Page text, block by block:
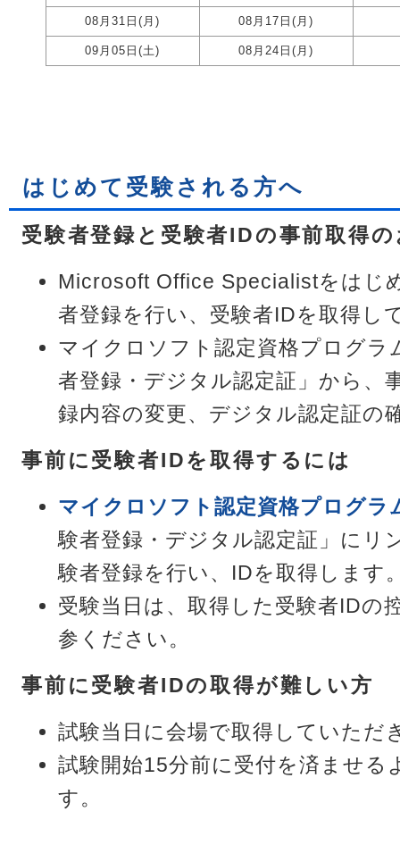
08月31日(月) 08月17日(月)
09月05日(土) 08月24日(月)
はじめて受験される方へ
受験者登録と受験者IDの事前取得
Microsoft Office Specialistをはじ
者登録を行い、受験者IDを取得し
マイクロソフト認定資格プログラ
者登録・デジタル認定証」から、
録内容の変更、デジタル認定証の
事前に受験者IDを取得するには
マイクロソフト認定資格プログラ
験者登録・デジタル認定証」にリ
験者登録を行い、IDを取得します
受験当日は、取得した受験者IDの
参ください。
事前に受験者IDの取得が難しい方
試験当日に会場で取得していただ
試験開始15分前に受付を済ませる
す。